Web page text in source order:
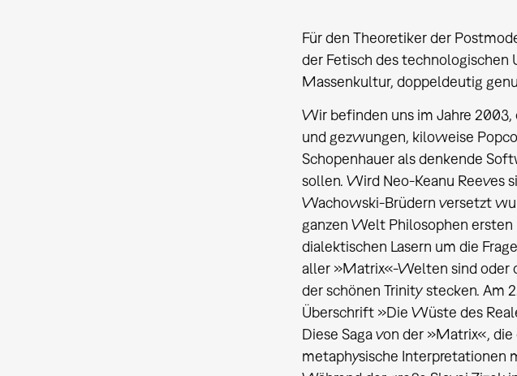
Für den Theoretiker der
der Fetisch des technologischen
Massenkultur, doppeldeutig
Wir befinden uns im Jahre
und gezwungen, kiloweise
Schopenhauer als denkende
sollen. Wird Neo-Keanu Reeves
Wachowski-Brüdern versetzt
ganzen Welt Philosophen
dialektischen Lasern um die
aller »Matrix«-Welten sind oder
der schönen Trinity stecken. Am
Überschrift »Die Wüste des
Diese Saga von der »Matrix«,
metaphysische Interpretationen